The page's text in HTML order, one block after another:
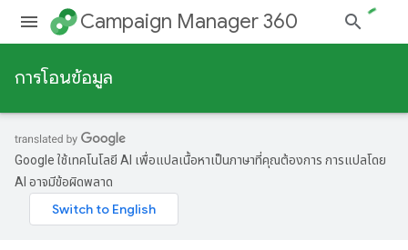
Campaign Manager 360
การโอนข้อมูล
Google ใช้เทคโนโลยี AI เพื่อแปลเนื้อหาเป็นภาษาที่คุณต้องการ การแปลโดย
AI อาจมีข้อผิดพลาด